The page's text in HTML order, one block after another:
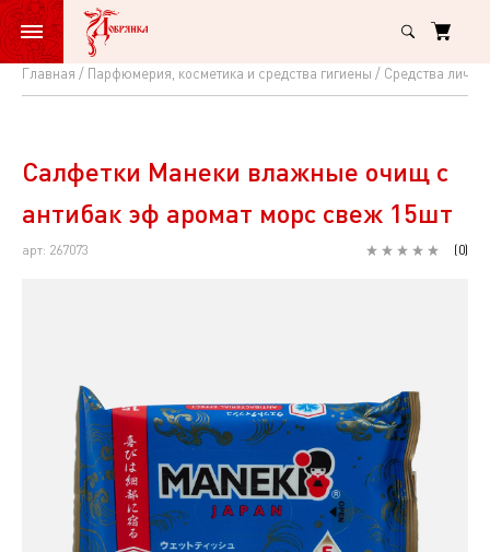
Главная Парфюмерия, косметика и средства гигиены Средства
Салфетки
влажные
очищ
свеж
15шт
Салфетки Манеки влажные очищ с
антибак эф аромат морс свеж 15шт
арт: 267073 (0)